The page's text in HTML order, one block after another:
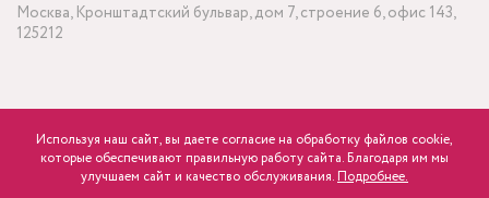
р. розница Минимальный заказ ткани от 3 метров
Москва, Кронштадтский бульвар, дом 7, строение 6, офис 143,
125212
ПОДПИСАТЬСЯ НА НОВОСТИ
Используя наш сайт, вы даете согласие на обработку файлов cookie,
которые обеспечивают правильную работу сайта. Благодаря им мы
улучшаем сайт и качество обслуживания. Подробнее.